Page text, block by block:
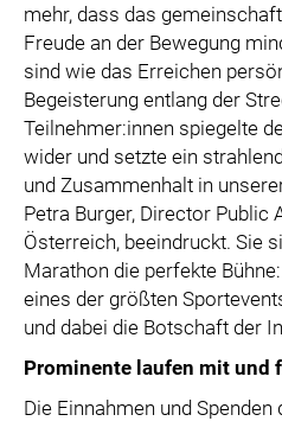
mehr, dass das
Freude an der Bewegung
sind wie das Erreichen
Begeisterung entlang der
Teilnehmer:innen spiegelte
wider und setzte ein
und Zusammenhalt in
Petra Burger, Director Public
Österreich, beeindruckt. Sie
Marathon die perfekte
eines der größten
und dabei die Botschaft der
Prominente laufen mit und
Die Einnahmen und